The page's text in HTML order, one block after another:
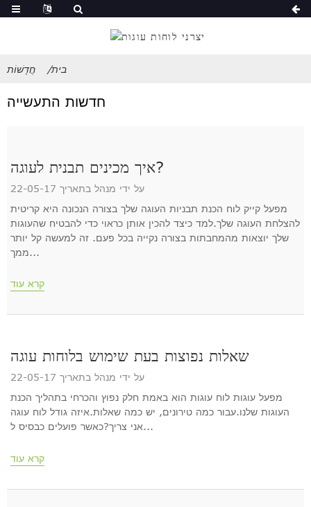
בית חֲדָשׁוֹת
חדשות התעשייה
איך מכינים תבנית לעוגה?
על ידי מנהל בתאריך 22-05-17
מפעל קייק לוח הכנת תבניות העוגה שלך בצורה הנכונה היא קריטית
להצלחת העוגה שלך.למד כיצד להכין אותן כראוי כדי להבטיח שהעוגות
שלך יוצאות מהמחבתות בצורה נקייה בכל פעם. זה למעשה קל יותר
ממך...
קרא עוד
שאלות נפוצות בעת שימוש בלוחות עוגה
על ידי מנהל בתאריך 22-05-17
מפעל עוגות לוח עוגות הוא באמת חלק נפוץ והכרחי בתהליך הכנת
העוגות שלנו.עבור כמה טירונים, יש כמה שאלות.איזה גודל לוח עוגה
אני צריך?כאשר פועלים כבסיס ל...
קרא עוד